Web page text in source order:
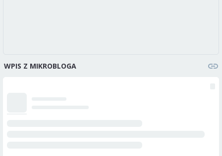
WPIS Z MIKROBLOGA